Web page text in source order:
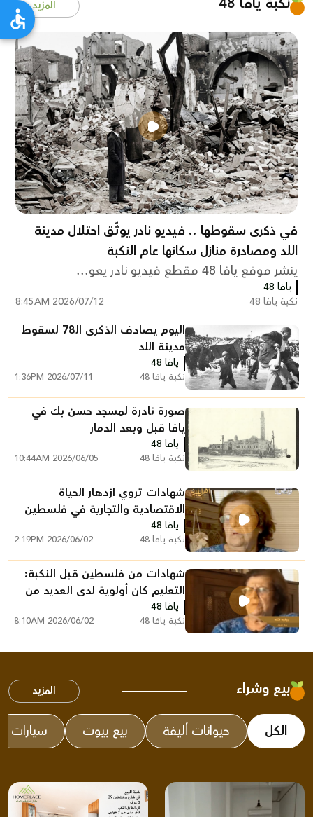
المزيد
في ذكرى سقوطها .. فيديو نادر يوثّق احتلال مدينة
اللد ومصادرة منازل سكانها عام النكبة
ينشر موقع يافا 48 مقطع فيديو نادر يعو...
يافا 48
نكبة يافا 48
2026/07/12 8:45AM
اليوم يصادف الذكرى الـ78 لسقوط
مدينة اللد
يافا 48
نكبة يافا 48 2026/07/11 1:36PM
صورة نادرة لمسجد حسن بك في
يافا قبل وبعد الدمار
يافا 48
نكبة يافا 48 2026/06/05 10:44AM
شهادات تروي ازدهار الحياة
الاقتصادية والتجارية في فلسطين
قبل النكبة
يافا 48
نكبة يافا 48 2026/06/02 2:19PM
شهادات من فلسطين قبل النكبة:
التعليم كان أولوية لدى العديد من
العائلات
يافا 48
نكبة يافا 48 2026/06/02 8:10AM
بيع وشراء المزيد
الكل حيوانات أليفة بيع بيوت سيارات